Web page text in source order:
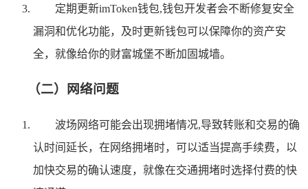
定期更新imToken钱包,钱包开发者会不断修复安全
漏洞和优化功能，及时更新钱包可以保障你的资产安
全，就像给你的财富城堡不断加固城墙。
（二）网络问题
波场网络可能会出现拥堵情况,导致转账和交易的确
认时间延长，在网络拥堵时，可以适当提高手续费，以
加快交易的确认速度，就像在交通拥堵时选择付费的快